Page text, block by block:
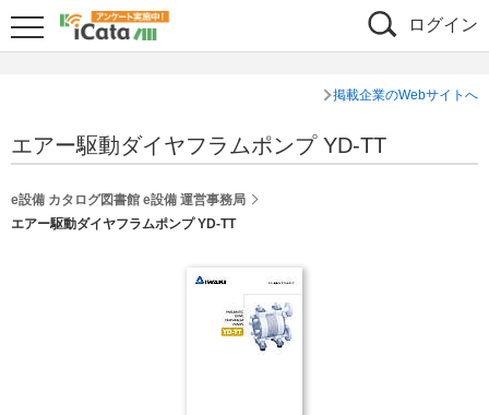
ログイン
掲載企業のWebサイトへ
エアー駆動ダイヤフラムポンプ YD-TT
e設備 カタログ図書館 e設備 運営事務局
エアー駆動ダイヤフラムポンプ YD-TT